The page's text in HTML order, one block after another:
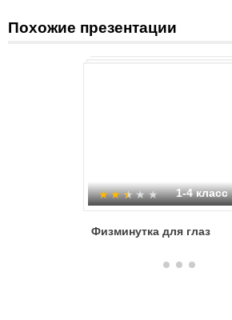
Похожие презентации
1-4 класс
Физминутка для глаз